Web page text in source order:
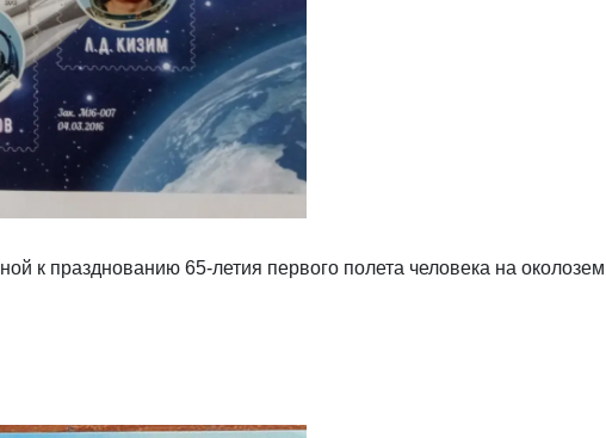
к празднованию 65-летия первого полета человека на